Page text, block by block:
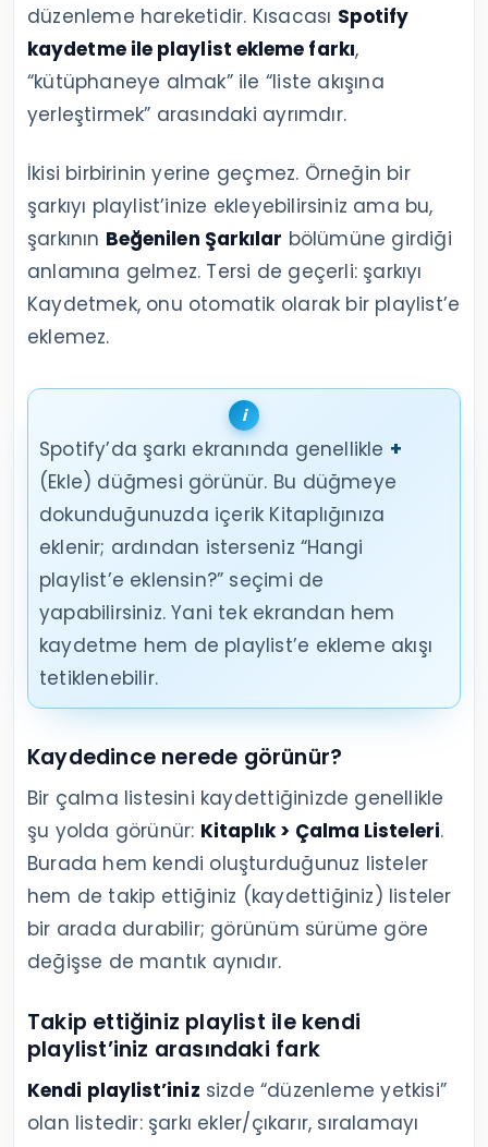
düzenleme hareketidir. Kısacası Spotify
kaydetme ile playlist ekleme farkı,
“kütüphaneye almak” ile “liste akışına
yerleştirmek” arasındaki ayrımdır.
İkisi birbirinin yerine geçmez. Örneğin bir
şarkıyı playlist’inize ekleyebilirsiniz ama bu,
şarkının Beğenilen Şarkılar bölümüne girdiği
anlamına gelmez. Tersi de geçerli: şarkıyı
Kaydetmek, onu otomatik olarak bir playlist’e
eklemez.
Spotify’da şarkı ekranında genellikle +
(Ekle) düğmesi görünür. Bu düğmeye
dokunduğunuzda içerik Kitaplığınıza
eklenir; ardından isterseniz “Hangi
playlist’e eklensin?” seçimi de
yapabilirsiniz. Yani tek ekrandan hem
kaydetme hem de playlist’e ekleme akışı
tetiklenebilir.
Kaydedince nerede görünür?
Bir çalma listesini kaydettiğinizde genellikle
şu yolda görünür: Kitaplık > Çalma Listeleri.
Burada hem kendi oluşturduğunuz listeler
hem de takip ettiğiniz (kaydettiğiniz) listeler
bir arada durabilir; görünüm sürüme göre
değişse de mantık aynıdır.
Takip ettiğiniz playlist ile kendi
playlist’iniz arasındaki fark
Kendi playlist’iniz sizde “düzenleme yetkisi”
olan listedir: şarkı ekler/çıkarır, sıralamayı